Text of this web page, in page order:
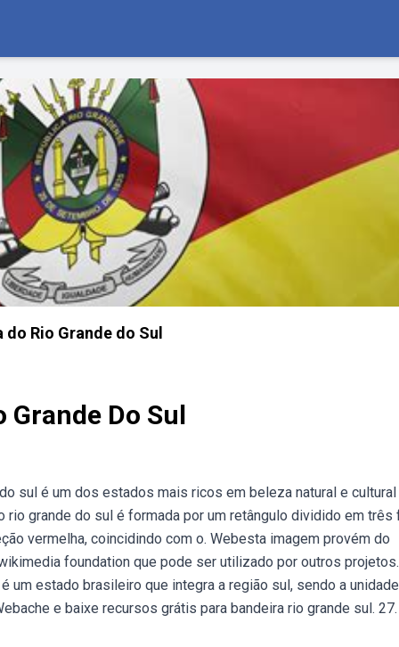
do Rio Grande do Sul
Grande Do Sul
sul é um dos estados mais ricos em beleza natural e
rio grande do sul é formada por um retângulo dividido em três
vermelha, coincidindo com o. Webesta imagem provém do
foundation que pode ser utilizado por outros projetos.
um estado brasileiro que integra a região sul, sendo a
e baixe recursos grátis para bandeira rio grande sul.